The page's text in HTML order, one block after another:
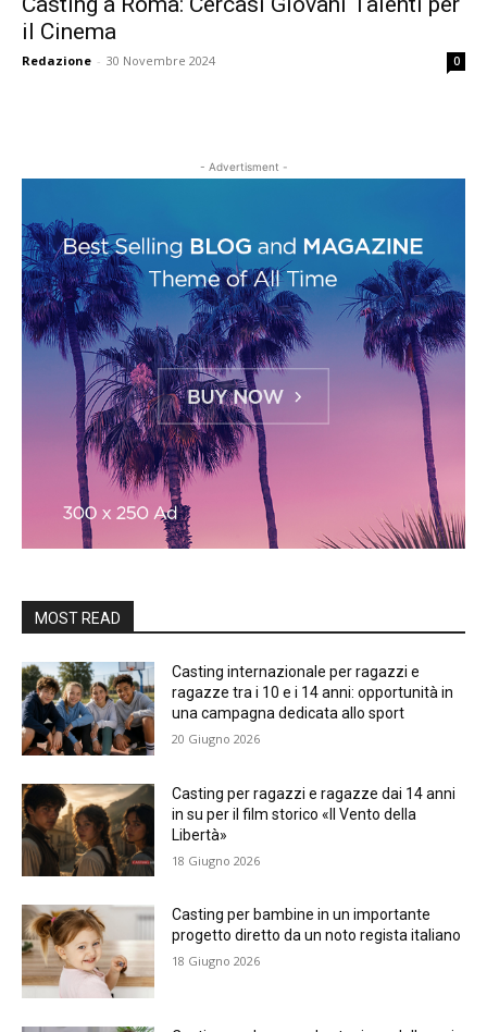
il Cinema
Redazione - 30 Novembre 2024 0
- Advertisment -
MOST READ
Casting internazionale per ragazzi e
ragazze tra i 10 e i 14 anni: opportunità in
una campagna dedicata allo sport
20 Giugno 2026
Casting per ragazzi e ragazze dai 14 anni
in su per il film storico «Il Vento della
Libertà»
18 Giugno 2026
Casting per bambine in un importante
progetto diretto da un noto regista italiano
18 Giugno 2026